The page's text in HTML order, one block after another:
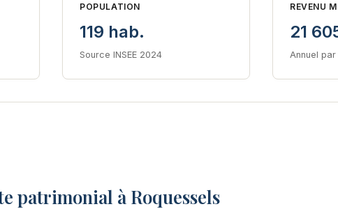
POPULATION
119 hab.
Source INSEE 2024
REVENU
21
Annuel
patrimonial à Roquessels